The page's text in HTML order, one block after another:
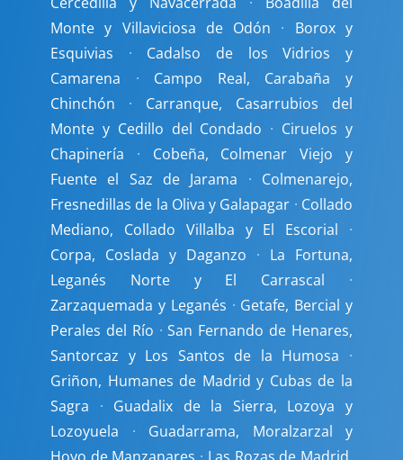
Monte y Villaviciosa de Odón · Borox y
Esquivias · Cadalso de los Vidrios y
Camarena · Campo Real, Carabaña y
Chinchón · Carranque, Casarrubios del
Monte y Cedillo del Condado · Ciruelos y
Chapinería · Cobeña, Colmenar Viejo y
Fuente el Saz de Jarama · Colmenarejo,
Fresnedillas de la Oliva y Galapagar · Collado
Mediano, Collado Villalba y El Escorial ·
Corpa, Coslada y Daganzo · La Fortuna,
Leganés Norte y El Carrascal ·
Zarzaquemada y Leganés · Getafe, Bercial y
Perales del Río ·San Fernando de Henares,
Santorcaz y Los Santos de la Humosa ·
Griñon, Humanes de Madrid y Cubas de la
Sagra · Guadalix de la Sierra, Lozoya y
Lozoyuela · Guadarrama, Moralzarzal y